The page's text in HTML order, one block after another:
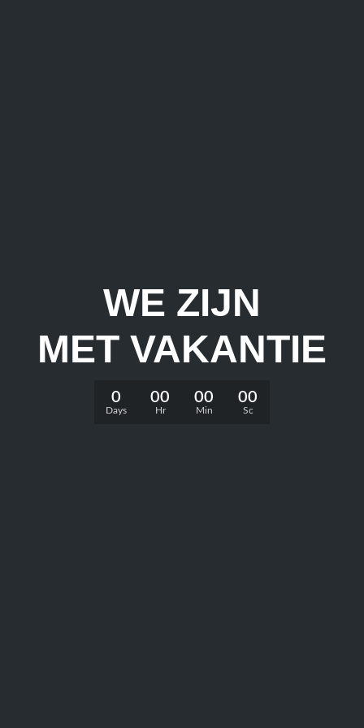
WE ZIJN
MET VAKANTIE
0
Days
00
Hr
00
Min
00
Sc